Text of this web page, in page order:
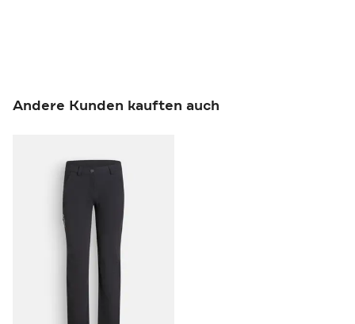
Andere Kunden kauften auch